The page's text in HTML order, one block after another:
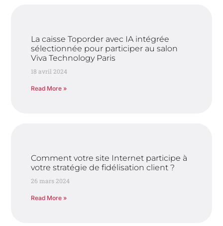
La caisse Toporder avec IA intégrée
sélectionnée pour participer au salon
Viva Technology Paris
18 avril 2024
Read More »
Comment votre site Internet participe à
votre stratégie de fidélisation client ?
26 mars 2024
Read More »